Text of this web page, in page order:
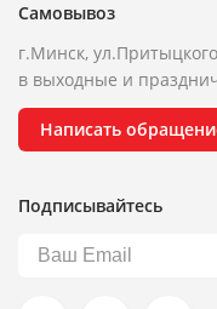
Самовывоз
г.Минск,
в выходные и
Написать
Подписывайтесь